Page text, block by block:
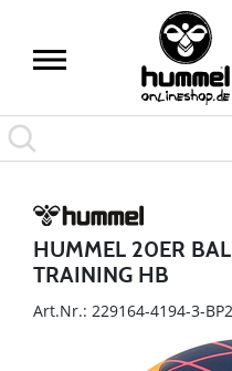
HUMMEL 20ER
TRAINING HB
Art.Nr.: 229164-4194-3-